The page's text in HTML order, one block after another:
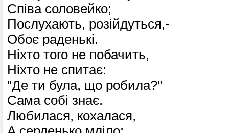
Співа соловейко;
Послухають, розійдуться,-
Обоє раденькі.
Ніхто того не побачить,
Ніхто не спитає:
"Де ти була, що робила?"
Сама собі знає.
Любилася, кохалася,